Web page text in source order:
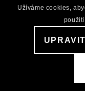
Užíváme cookies,
UPRAVIT